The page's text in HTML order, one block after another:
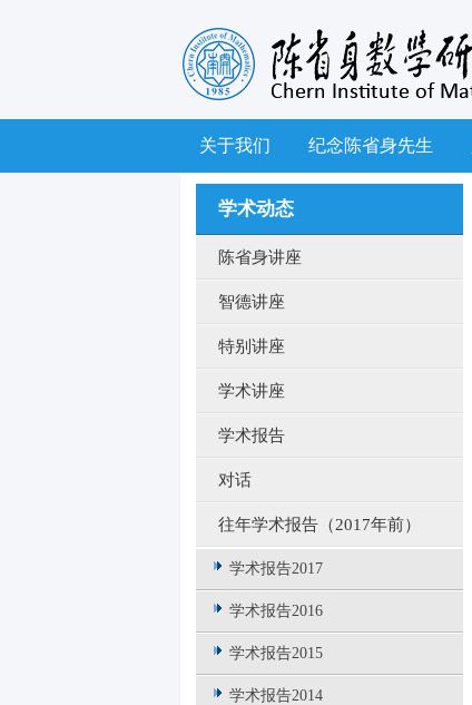
关于我们 纪念陈省身先生
学术动态
陈省身讲座
智德讲座
特别讲座
学术讲座
学术报告
对话
往年学术报告（2017年前）
学术报告2017
学术报告2016
学术报告2015
学术报告2014